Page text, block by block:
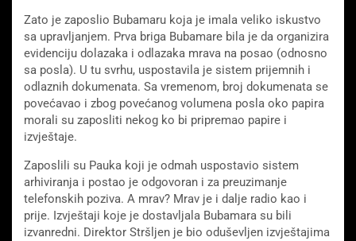
Zato je zaposlio Bubamaru koja je imala veliko iskustvo
sa upravljanjem. Prva briga Bubamare bila je da organizira
evidenciju dolazaka i odlazaka mrava na posao (odnosno
sa posla). U tu svrhu, uspostavila je sistem prijemnih i
odlaznih dokumenata. Sa vremenom, broj dokumenata se
povećavao i zbog povećanog volumena posla oko papira
morali su zaposliti nekog ko bi pripremao papire i
izvještaje.
Zaposlili su Pauka koji je odmah uspostavio sistem
arhiviranja i postao je odgovoran i za preuzimanje
telefonskih poziva. A mrav? Mrav je i dalje radio kao i
prije. Izvještaji koje je dostavljala Bubamara su bili
izvanredni. Direktor Stršljen je bio oduševljen izvještajima